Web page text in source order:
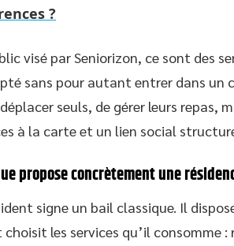
?
visé par Seniorizon, ce sont des
sans pour autant entrer dans un
seuls, de gérer leurs repas,
à la carte et un lien social
propose concrètement une
signe un bail classique. Il
choisit les services qu’il consomme